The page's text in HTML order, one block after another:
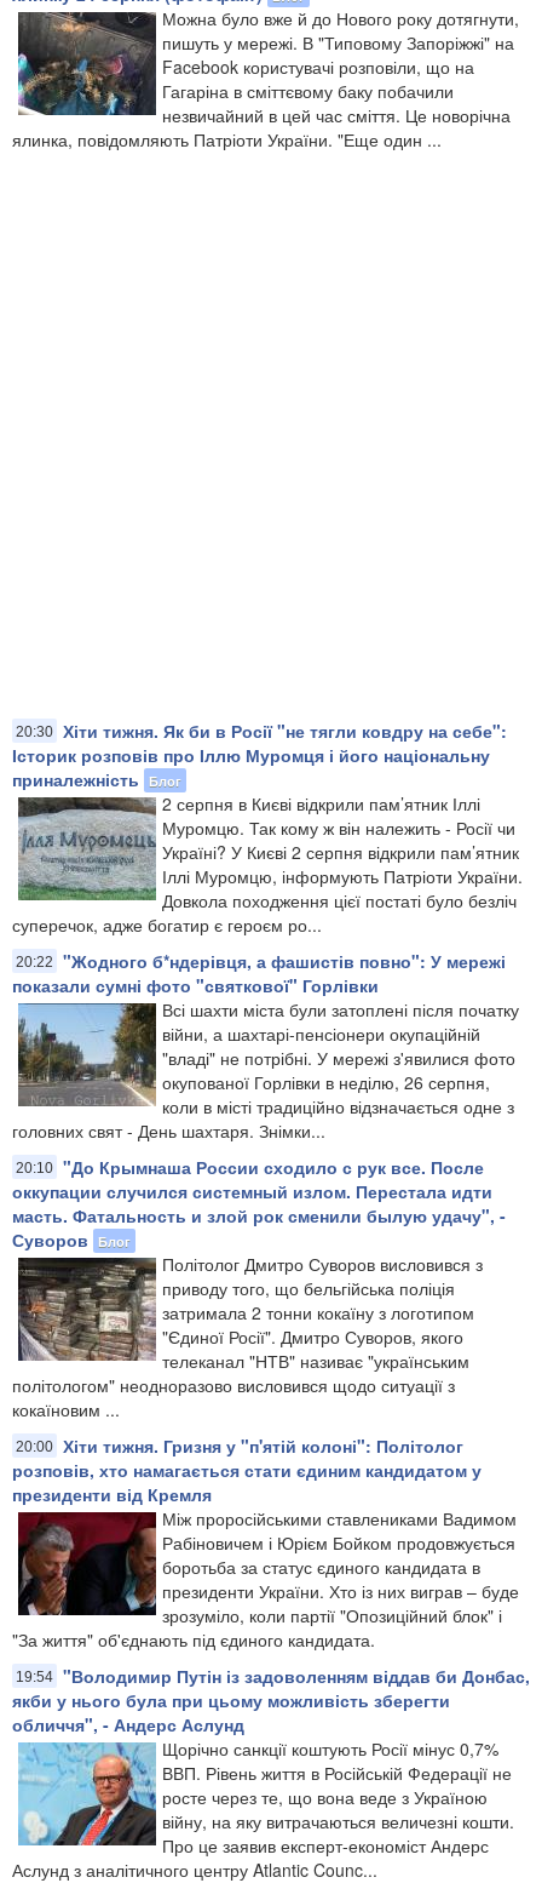
Можна було вже й до Нового року дотягнути,
пишуть у мережі. В "Типовому Запоріжжі" на
Facebook користувачі розповіли, що на
Гагаріна в сміттєвому баку побачили
незвичайний в цей час сміття. Це новорічна
ялинка, повідомляють Патріоти України. "Еще один ...
20:30 Хіти тижня. Як би в Росії "не тягли ковдру на себе":
Історик розповів про Іллю Муромця і його національну
приналежність
Блог
2 серпня в Києві відкрили пам’ятник Іллі
Муромцю. Так кому ж він належить - Росії чи
Україні? У Києві 2 серпня відкрили пам’ятник
Іллі Муромцю, інформують Патріоти України.
Довкола походження цієї постаті було безліч
суперечок, адже богатир є героєм ро...
20:22
"Жодного б*ндерівця, а фашистів повно": У мережі
показали сумні фото "святкової" Горлівки
Всі шахти міста були затоплені після початку
війни, а шахтарі-пенсіонери окупаційній
"владі" не потрібні. У мережі з'явилися фото
окупованої Горлівки в неділю, 26 серпня,
коли в місті традиційно відзначається одне з
головних свят - День шахтаря. Знімки...
20:10 "До Крымнаша России сходило с рук все. После
оккупации случился системный излом. Перестала идти
масть. Фатальность и злой рок сменили былую удачу", -
Суворов
Блог
Політолог Дмитро Суворов висловився з
приводу того, що бельгійська поліція
затримала 2 тонни кокаїну з логотипом
"Єдиної Росії". Дмитро Суворов, якого
телеканал "НТВ" називає "українським
політологом" неодноразово висловився щодо ситуації з
кокаїновим ...
20:00 Хіти тижня. Гризня у "п'ятій колоні": Політолог
розповів, хто намагається стати єдиним кандидатом у
президенти від Кремля
Між проросійськими ставлениками Вадимом
Рабіновичем і Юрієм Бойком продовжується
боротьба за статус єдиного кандидата в
президенти України. Хто із них виграв – буде
зрозуміло, коли партії "Опозиційний блок" і
"За життя" об'єднають під єдиного кандидата.
19:54 "Володимир Путін із задоволенням віддав би Донбас,
якби у нього була при цьому можливість зберегти
обличчя", - Андерс Аслунд
Щорічно санкції коштують Росії мінус 0,7%
ВВП. Рівень життя в Російській Федерації не
росте через те, що вона веде з Україною
війну, на яку витрачаються величезні кошти.
Про це заявив експерт-економіст Андерс
Аслунд з аналітичного центру Atlantic Counc...